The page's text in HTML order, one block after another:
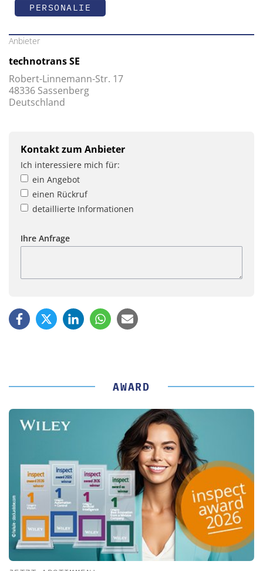
PERSONALIE
Anbieter
technotrans SE
Robert-Linnemann-Str. 17
48336 Sassenberg
Deutschland
Kontakt zum Anbieter
Ich interessiere mich für:
ein Angebot
einen Rückruf
detaillierte Informationen
Ihre Anfrage
AWARD